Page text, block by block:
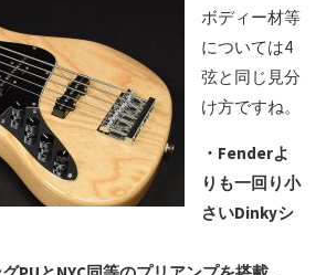
ボディー材等
については4
弦と同じ見分
け方ですね。
・Fenderよ
りも一回り小
さいDinkyシ